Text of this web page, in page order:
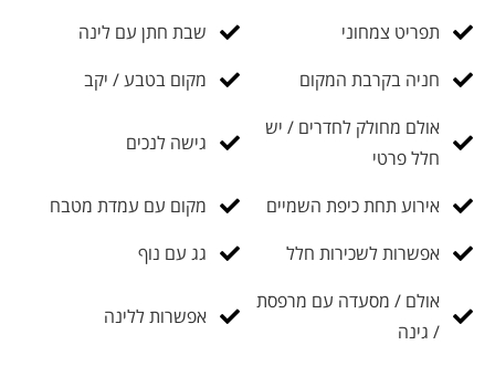
תפריט צמחוני
שבת חתן עם לינה
חניה בקרבת המקום
מקום בטבע / יקב
אולם מחולק לחדרים / יש
חלל פרטי
גישה לנכים
אירוע תחת כיפת השמיים
מקום עם עמדת מטבח
אפשרות לשכירות חלל
גג עם נוף
אולם / מסעדה עם מרפסת
/ גינה
אפשרות ללינה